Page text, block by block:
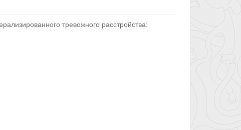
тревожного расстройства: